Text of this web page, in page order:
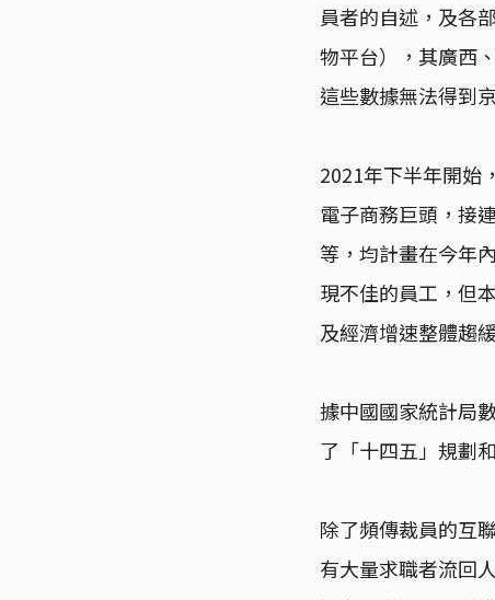
員者的自述，及各
物平台），其廣西
這些數據無法得到
2021年下半年開始
電子商務巨頭，接
等，均計畫在今年
現不佳的員工，但
及經濟增速整體趨
據中國國家統計局
了「十四五」規劃
除了頻傳裁員的互
有大量求職者流回